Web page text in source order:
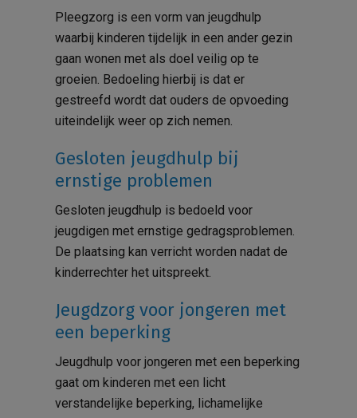
Pleegzorg is een vorm van jeugdhulp
waarbij kinderen tijdelijk in een ander gezin
gaan wonen met als doel veilig op te
groeien. Bedoeling hierbij is dat er
gestreefd wordt dat ouders de opvoeding
uiteindelijk weer op zich nemen.
Gesloten jeugdhulp bij
ernstige problemen
Gesloten jeugdhulp is bedoeld voor
jeugdigen met ernstige gedragsproblemen.
De plaatsing kan verricht worden nadat de
kinderrechter het uitspreekt.
Jeugdzorg voor jongeren met
een beperking
Jeugdhulp voor jongeren met een beperking
gaat om kinderen met een licht
verstandelijke beperking, lichamelijke